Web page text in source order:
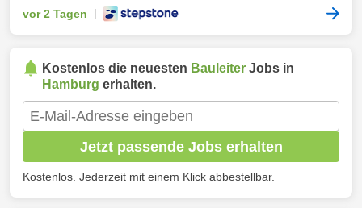
vor 2 Tagen
Kostenlos die neuesten Bauleiter Jobs in
Hamburg erhalten.
Jetzt passende Jobs erhalten
Kostenlos. Jederzeit mit einem Klick abbestellbar.